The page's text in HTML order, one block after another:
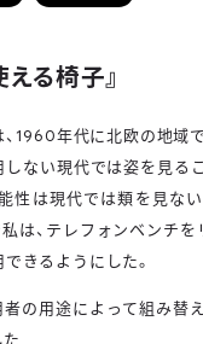
える椅子』
1960年代に北欧の地域
しない現代では姿を見る
能性は現代では類を見な
は、テレフォンベンチを
きるようにした。
の用途によって組み替